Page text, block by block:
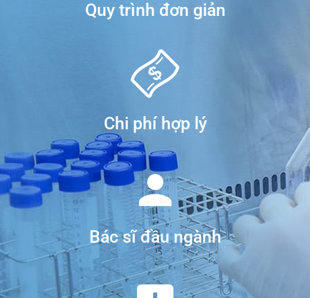
Quy trình đơn giản
Chi phí hợp lý
Bác sĩ đầu ngành